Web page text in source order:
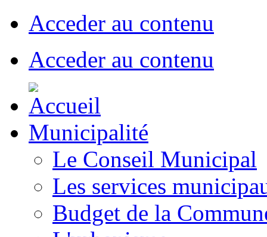
Acceder au contenu
Acceder au contenu
Municipalité
Le Conseil Municipal
Les services
Budget de la